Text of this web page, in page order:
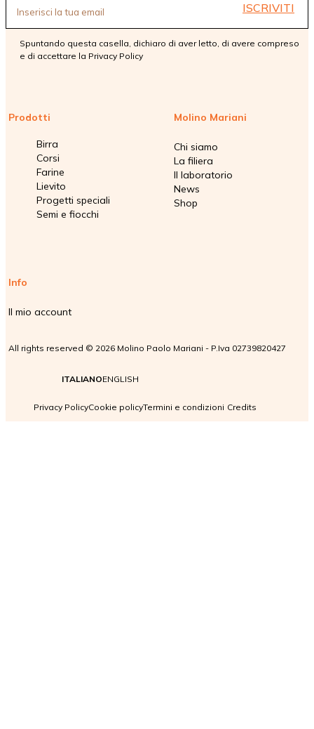
Prodotti
Birra
Corsi
Farine
Lievito
Progetti speciali
Semi e fiocchi
Molino Mariani
Chi siamo
La filiera
Il laboratorio
News
Shop
Info
Il mio account
ISCRIVITI
Spuntando questa casella, dichiaro di aver letto, di avere compreso
e di accettare la Privacy Policy
All rights reserved © 2026 Molino Paolo Mariani - P.Iva 02739820427
ITALIANOENGLISH
Privacy PolicyCookie policyTermini e condizioni Credits